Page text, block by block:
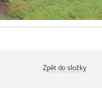
Zpět do složky